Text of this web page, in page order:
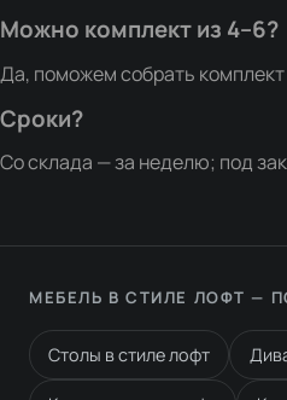
Можно комплект из 4–6?
Да, поможем собрать
Сроки?
Со склада — за неделю; под
МЕБЕЛЬ В СТИЛЕ ЛОФТ —
Столы в стиле лофт